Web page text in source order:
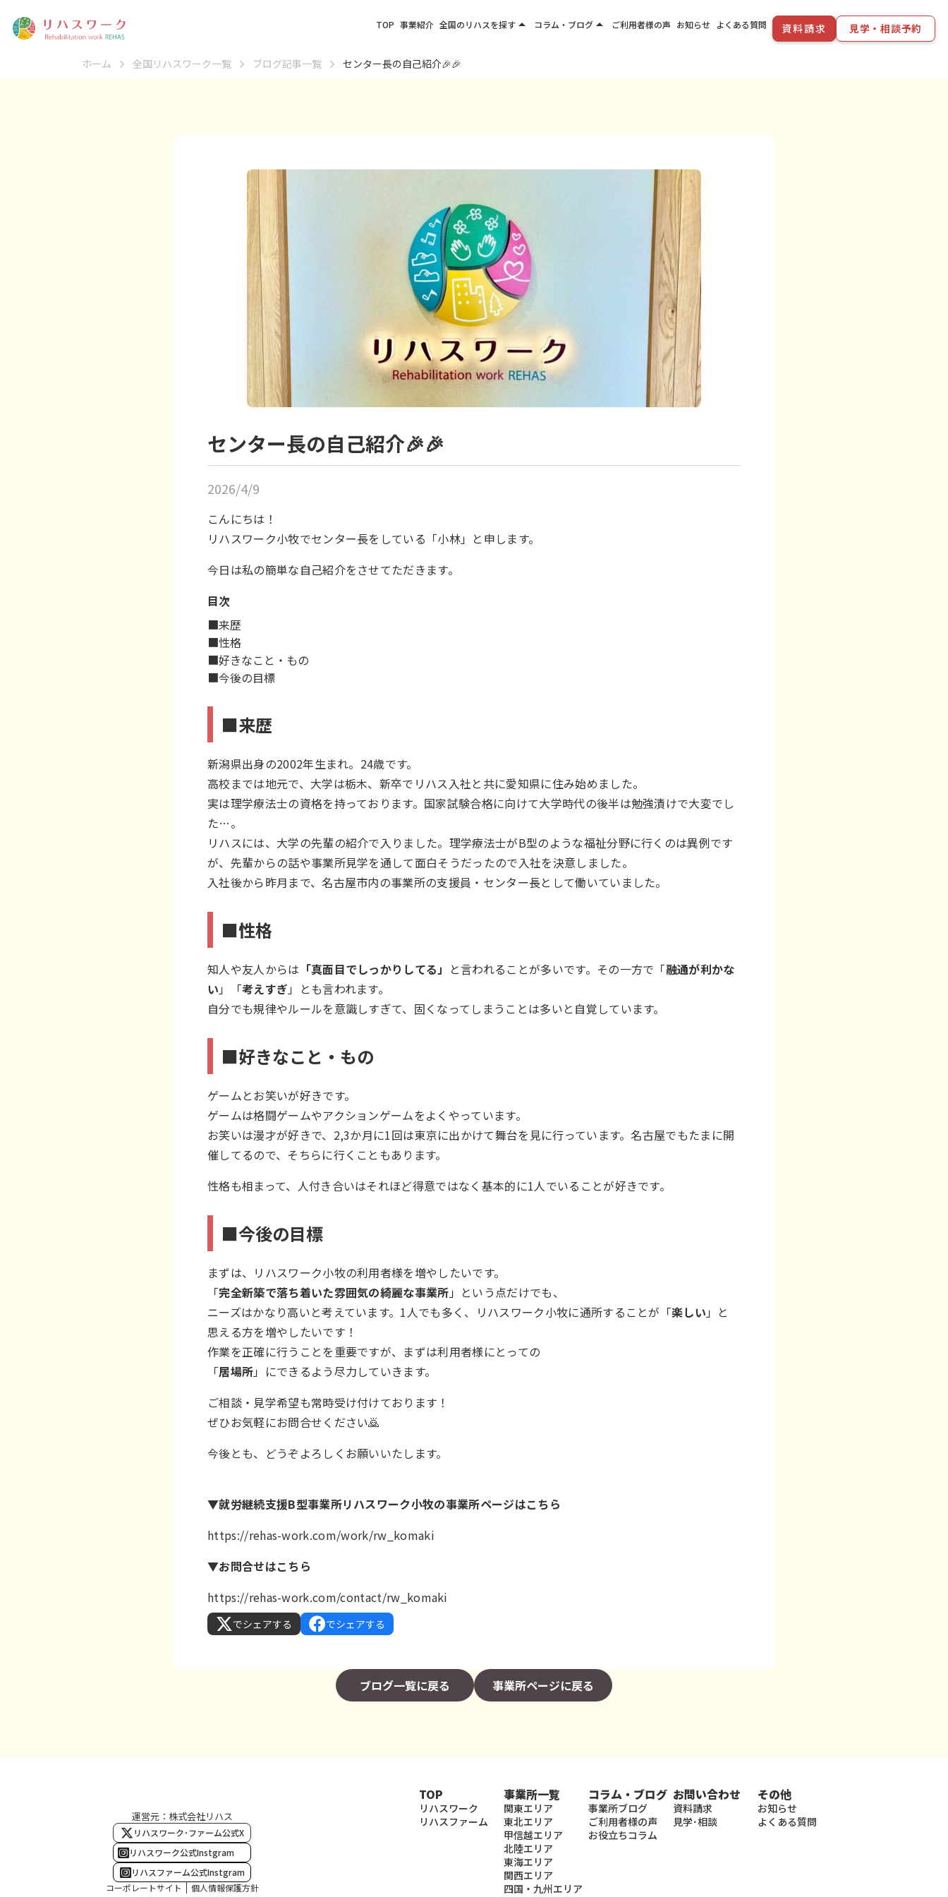
ホーム 全国リハスワーク一覧 ブログ記事一覧 センター長の自己紹介🎉🎉
センター長の自己紹介🎉🎉
2026/4/9
こんにちは！
リハスワーク小牧でセンター長をしている「小林」と申します。
今日は私の簡単な自己紹介をさせてただきます。
目次
■来歴
■性格
■好きなこと・もの
■今後の目標
■来歴
新潟県出身の2002年生まれ。24歳です。
高校までは地元で、大学は栃木、新卒でリハス入社と共に愛知県に住み始めました。
実は理学療法士の資格を持っております。国家試験合格に向けて大学時代の後半は勉強漬けで大変でし
た…。
リハスには、大学の先輩の紹介で入りました。理学療法士がB型のような福祉分野に行くのは異例です
が、先輩からの話や事業所見学を通して面白そうだったので入社を決意しました。
入社後から昨月まで、名古屋市内の事業所の支援員・センター長として働いていました。
■性格
知人や友人からは 「真面目でしっかりしてる」 と言われることが多いです。その一方で「融通が利かな
い 」「考えすぎ」とも言われます。
自分でも規律やルールを意識しすぎて、固くなってしまうことは多いと自覚しています。
■好きなこと・もの
ゲームとお笑いが好きです。
ゲームは格闘ゲームやアクションゲームをよくやっています。
お笑いは漫才が好きで、2,3か月に1回は東京に出かけて舞台を見に行っています。名古屋でもたまに開
催してるので、そちらに行くこともあります。
性格も相まって、人付き合いはそれほど得意ではなく基本的に1人でいることが好きです。
■今後の目標
まずは、リハスワーク小牧の利用者様を増やしたいです。
「完全新築で落ち着いた雰囲気の綺麗な事業所 」という点だけでも、
ニーズはかなり高いと考えています。1人でも多く、リハスワーク小牧に通所することが「楽しい 」と
思える方を増やしたいです！
作業を正確に行うことを重要ですが、まずは利用者様にとっての
「居場所」にできるよう尽力していきます。
ご相談・見学希望も常時受け付けております！
ぜひお気軽にお問合せください🙇
今後とも、どうぞよろしくお願いいたします。
▼就労継続支援B型事業所リハスワーク小牧の事業所ページはこちら
https://rehas-work.com/work/rw_komaki
▼お問合せはこちら
https://rehas-work.com/contact/rw_komaki
でシェアする でシェアする
ブログ一覧に戻る 事業所ページに戻る
TOP 事業紹介 全国のリハスを探すarrow_drop_up
東北エリア
コラム・ブログarrow_drop_up ご利用者様の声 お知らせ よくある質問 資料請求 見学・相談予約
運営元：株式会社リハス
リハスワーク･ファーム公式X
リハスワーク公式Instgram
リハスファーム公式Instgram
コーポレートサイト
個人情報保護方針
TOP
リハスワーク
リハスファーム
事業所一覧
関東エリア
東北エリア
甲信越エリア
北陸エリア
東海エリア
関西エリア
四国・九州エリア
コラム・ブログ
事業所ブログ
ご利用者様の声
お役立ちコラム
お問い合わせ
資料請求
見学･相談
その他
お知らせ
よくある質問